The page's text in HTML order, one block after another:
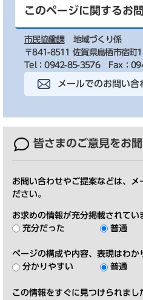
このページに関するお
市民協働課
地域づくり係
〒841-8511 佐賀県鳥栖市宿町
Tel：0942-85-3576
Fax：
メールでのお問い合
皆さまのご意見をお
お問い合わせやご提案などは、
ださい。
お求めの情報が充分掲載されてい
充分だった
普通
ページの構成や内容、表現はわか
分かりやすい
普通
この情報をすぐに見つけられまし